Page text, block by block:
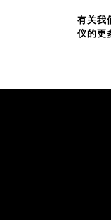
有关我
仪的更